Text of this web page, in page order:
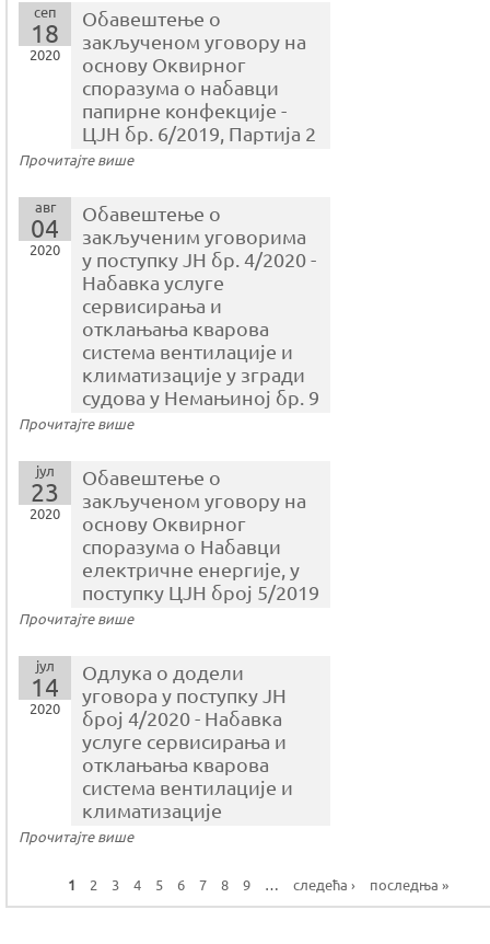
сеп
18
2020
Обавештење о
закљученом уговору на
основу Оквирног
споразума o набавци
папирне конфекције -
ЦЈН бр. 6/2019, Партија 2
Прочитајте више
авг
04
2020
Обавештење о
закљученим уговорима
у поступку ЈН бр. 4/2020 -
Набавка услуге
сервисирања и
отклањања кварова
система вентилације и
климатизације у згради
судова у Немањиној бр. 9
Прочитајте више
јул
23
2020
Обавештење о
закљученом уговору на
основу Оквирног
споразума o Набавци
електричне енергије, у
поступку ЦЈН број 5/2019
Прочитајте више
јул
14
2020
Одлука о додели
уговора у поступку ЈН
број 4/2020 - Набавка
услуге сервисирања и
отклањања кварова
система вентилације и
климатизације
Прочитајте више
1 2 3 4 5 6 7 8 9 … следећа › последња »